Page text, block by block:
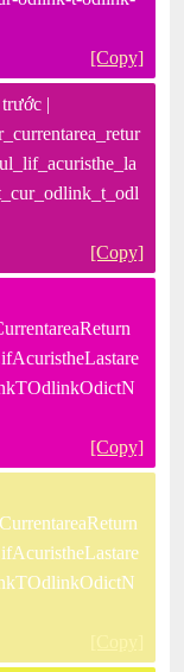
[Copy]
|
[Copy]
[Copy]
[Copy]